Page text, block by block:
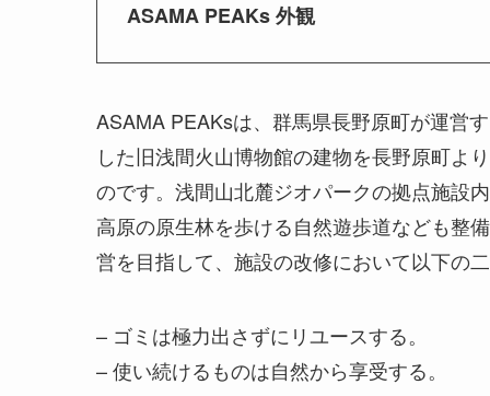
ASAMA PEAKs 外観
ASAMA PEAKsは、群馬県長野原町が運営
した旧浅間火山博物館の建物を長野原町よ
のです。浅間山北麓ジオパークの拠点施設
高原の原生林を歩ける自然遊歩道なども整
営を目指して、施設の改修において以下の
– ゴミは極力出さずにリユースする。
– 使い続けるものは自然から享受する。